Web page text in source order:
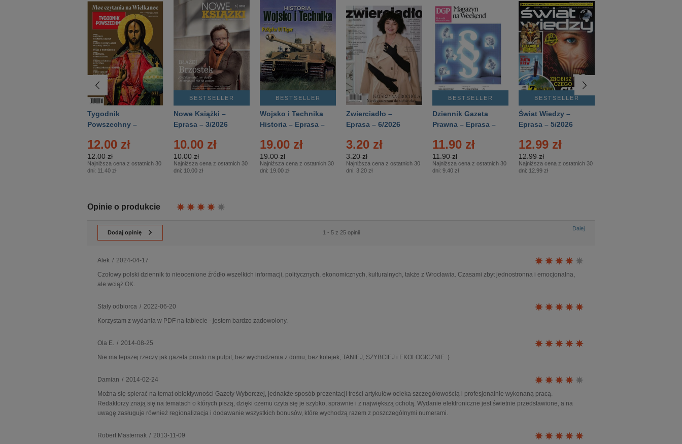
Tygodnik
Powszechny –
12.00 zł
12.00 zł
Najniższa cena z ostatnich 30
dni: 11.40 zł
BESTSELLER
Nowe Książki –
Eprasa – 3/2026
10.00 zł
10.00 zł
Najniższa cena z ostatnich 30
dni: 10.00 zł
BESTSELLER
Wojsko i Technika
Historia – Eprasa –
19.00 zł
19.00 zł
Najniższa cena z ostatnich 30
dni: 19.00 zł
Zwierciadło –
Eprasa – 6/2026
3.20 zł
3.20 zł
Najniższa cena z ostatnich 30
dni: 3.20 zł
BESTSELLER
Dziennik Gazeta
Prawna – Eprasa –
11.90 zł
11.90 zł
Najniższa cena z ostatnich 30
dni: 9.40 zł
BESTSELLER
Świat Wiedzy –
Eprasa – 5/2026
12.99 zł
12.99 zł
Najniższa cena z ostatnich 30
dni: 12.99 zł
Opinie o produkcie
Dodaj opinię 1 - 5 z 25 opinii
Dalej
Alek / 2024-04-17
Czołowy polski dziennik to nieocenione źródło wszelkich informacji, politycznych, ekonomicznych, kulturalnych, także z Wrocławia. Czasami zbyt jednostronna i emocjonalna,
ale wciąż OK.
Stały odbiorca / 2022-06-20
Korzystam z wydania w PDF na tablecie - jestem bardzo zadowolony.
Ola E. / 2014-08-25
Nie ma lepszej rzeczy jak gazeta prosto na pulpit, bez wychodzenia z domu, bez kolejek, TANIEJ, SZYBCIEJ i EKOLOGICZNIE :)
Damian / 2014-02-24
Można się spierać na temat obiektywności Gazety Wyborczej, jednakże sposób prezentacji treści artykułów ocieka szczegółowością i profesjonalnie wykonaną pracą.
Redaktorzy znają się na tematach o których piszą, dzięki czemu czyta się je szybko, sprawnie i z największą ochotą. Wydanie elektroniczne jest świetnie przedstawione, a na
uwagę zasługuje również regionalizacja i dodawanie wszystkich bonusów, które wychodzą razem z poszczególnymi numerami.
Robert Masternak / 2013-11-09